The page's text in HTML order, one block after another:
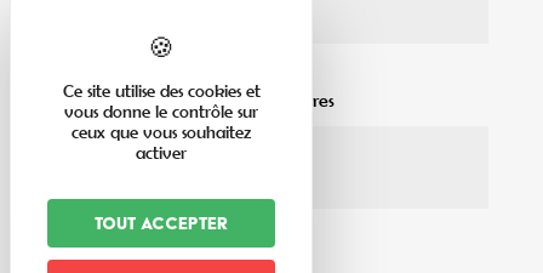
Parking privé gratuit pour voitures
Horaires d'accueil
Ce site utilise des cookies et
vous donne le contrôle sur
ceux que vous souhaitez
activer
Tout accepter